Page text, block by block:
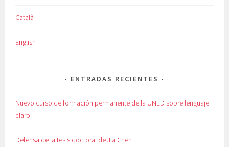
Català
English
ENTRADAS RECIENTES
Nuevo curso de formación permanente de la UNED sobre lenguaje
claro
Defensa de la tesis doctoral de Jia Chen